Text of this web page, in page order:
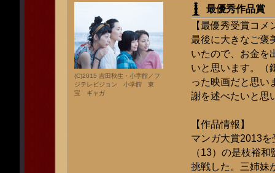
(C)2015 吉田秋生・小学館／フ
ジテレビジョン 小学館 東
宝 ギャガ
最優秀作品賞
【最優秀受賞コメ
最後に大きなご褒
いたので、お金を
いと思います。（
った映画だと思い
謝を述べたいと思
【作品情報】
マンガ大賞2013
（13）の是枝裕
挑戦した。三姉妹